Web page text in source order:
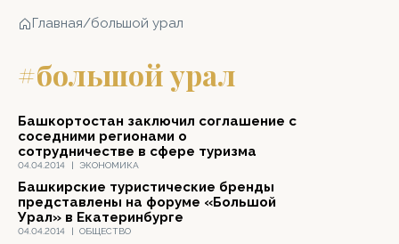
Главная/большой урал
#большой урал
04.04.2014 | ЭКОНОМИКА
Башкортостан заключил соглашение с
соседними регионами о
сотрудничестве в сфере туризма
04.04.2014 | ОБЩЕСТВО
Башкирские туристические бренды
представлены на форуме «Большой
Урал» в Екатеринбурге